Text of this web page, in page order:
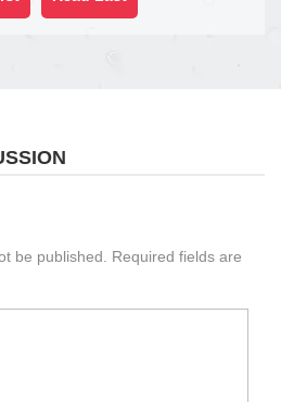
be published. Required fields are